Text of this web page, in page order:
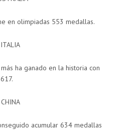
en olimpiadas 553 medallas.
ha ganado en la historia con
617.
acumular 634 medallas